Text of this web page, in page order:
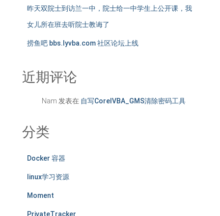
昨天双院士到访兰一中，院士给一中学生上公开课，我
女儿所在班去听院士教诲了
捞鱼吧 bbs.lyvba.com 社区论坛上线
近期评论
Nam 发表在 自写CorelVBA_GMS清除密码工具
分类
Docker 容器
linux学习资源
Moment
PrivateTracker